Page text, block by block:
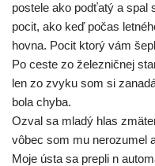
poste­le ako pod­ťa­tý a spal
pocit, ako keď počas
hov­na. Pocit kto­rý vám
Po ces­te zo želez­nič­nej
len zo zvy­ku som si
bola chyba.
Ozval sa mla­dý hlas
vôbec som mu nero­zu­mel
Moje ústa sa pre­pli n